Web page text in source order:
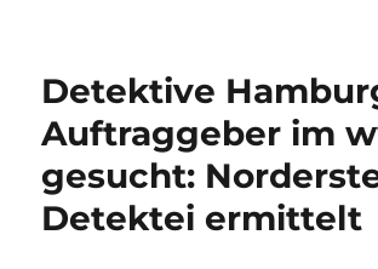
Detektive
Auftraggeber im
gesucht:
Detektei ermittelt